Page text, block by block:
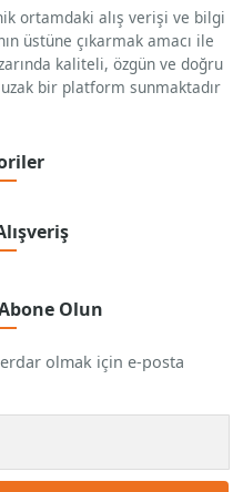
ortamdaki alış verişi ve bilgi
üstüne çıkarmak amacı ile
kaliteli, özgün ve doğru
bir platform sunmaktadır
Olun
olmak için e-posta